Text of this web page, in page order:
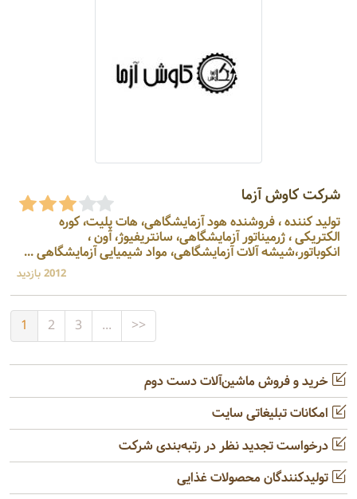
شرکت کاوش آزما
تولید کننده ، فروشنده هود آزمایشگاهی، هات پلیت، کوره
الکتریکی ، ژرمیناتور آزمایشگاهی، سانتریفیوژ، آون ،
انکوباتور،شیشه آلات آزمایشگاهی، مواد شیمیایی آزمایشگاهی ...
2012 بازدید
1 2 3 ... >>
خرید و فروش ماشین‌آلات دست دوم
امکانات تبلیغاتی سایت
درخواست تجدید نظر در رتبه‌بندی شرکت
تولیدکنندگان محصولات غذایی